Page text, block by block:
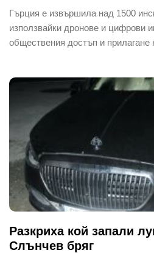
Гърция е извършила над 1500
използвайки дронове и цифрови
обществения достъп и
Разкриха кой запали
Слънчев бряг